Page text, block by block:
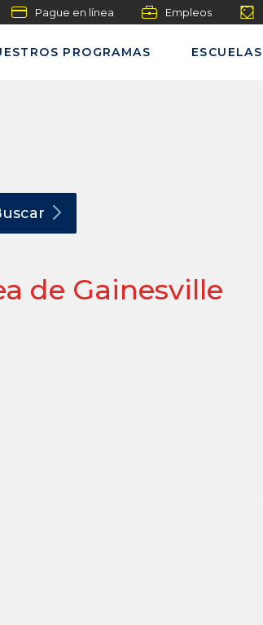
Pague en línea Empleos
PROGRAMAS ESCUELAS
de Gainesville